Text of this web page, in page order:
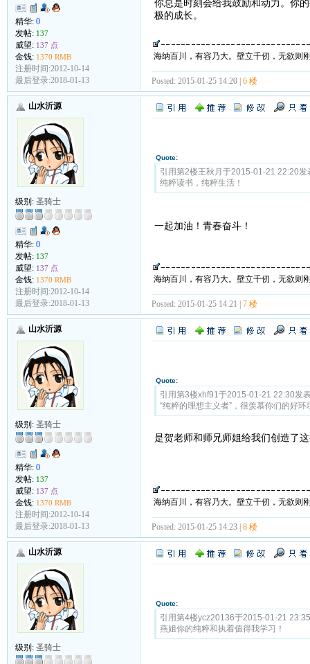
精华: 0
发帖: 137
威望: 137 点
金钱: 1370 RMB
注册时间:2012-10-14
最后登录:2018-01-13
你总是时刻会给我鼓励和动力。你
极的成长。
海纳百川，有容乃大。壁立千仞，无欲则
Posted: 2015-01-25 14:20 | 6 楼
山水沂源
级别: 圣骑士
精华: 0
发帖: 137
威望: 137 点
金钱: 1370 RMB
注册时间:2012-10-14
最后登录:2018-01-13
Quote:
引用第2楼王秋月于2015-01-21 22:20发
纯粹读书，纯粹生活！
一起加油！青春奋斗！
海纳百川，有容乃大。壁立千仞，无欲则
Posted: 2015-01-25 14:21 | 7 楼
山水沂源
级别: 圣骑士
精华: 0
发帖: 137
威望: 137 点
金钱: 1370 RMB
注册时间:2012-10-14
最后登录:2018-01-13
Quote:
引用第3楼xhf91于2015-01-21 22:30发
“纯粹的理想主义者”，很羡慕你们的好环
是贺老师和师兄师姐给我们创造了
海纳百川，有容乃大。壁立千仞，无欲则
Posted: 2015-01-25 14:23 | 8 楼
山水沂源
级别: 圣骑士
Quote:
引用第4楼ycz20136于2015-01-21
燕姐你的纯粹和执着值得我学习！